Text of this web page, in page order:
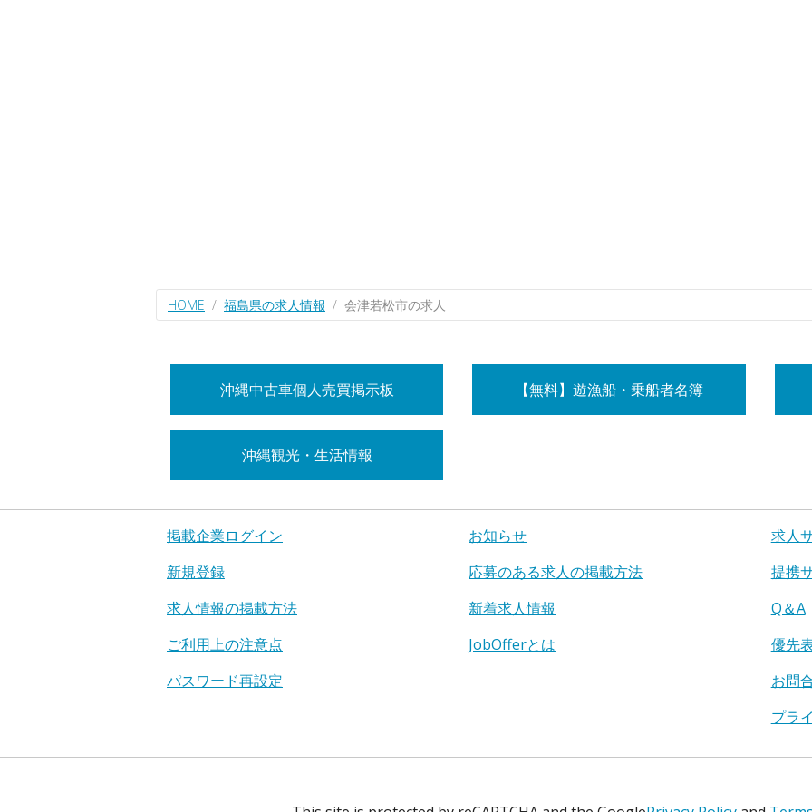
HOME 福島県の求人情報 会津若松市の求人
沖縄中古車個人売買掲示板 【無料】遊漁船・乗船者名簿
沖縄観光・生活情報
掲載企業ログイン
新規登録
求人情報の掲載方法
ご利用上の注意点
パスワード再設定
お知らせ
応募のある求人の掲載方法
新着求人情報
JobOfferとは
求人
提携
Q＆A
優先
お問
プラ